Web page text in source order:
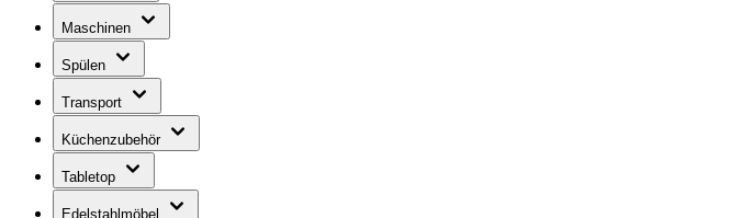
Maschinen
Spülen
Transport
Küchenzubehör
Tabletop
Edelstahlmöbel